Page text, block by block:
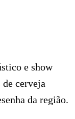
e show
de cerveja
da região.